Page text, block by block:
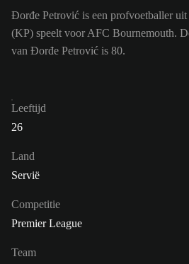
Đorđe Petrović is een profvoetballer
(KP) speelt voor AFC Bournemouth.
van Đorđe Petrović is 80.
Leeftijd
26
Land
Servië
Competitie
Premier League
Team